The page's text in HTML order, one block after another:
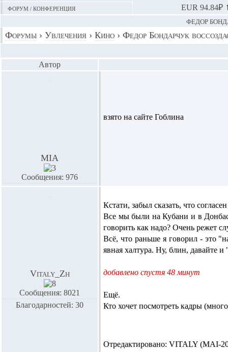
Форум / конференция
EUR 94.84₽
ФЕДОР
Форумы › Увлечения › Кино › Федор Бондарчук
Автор
MIA
Сообщения: 976
взято на сайте Гоблина
Vitaly_Zh
Сообщения: 8021
Благодарностей: 30
Кстати, забыл сказать, что
Все мы были на Кубани и в
говорить как надо? Очень режет
Всё, что раньше я говорил - это
явная халтура. Ну, блин, давайте
добавлено спустя 48 минут
Ещё.
Кто хочет посмотреть кадры
Отредактировано: VITALY (MAI-